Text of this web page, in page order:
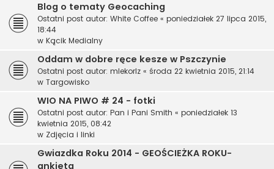
Blog o tematy Geocaching
Ostatni post autor: White Coffee « poniedziałek 27 lipca 2015,
18:44
w Kącik Medialny
Oddam w dobre ręce kesze w Pszczynie
Ostatni post autor: mlekorlz « środa 22 kwietnia 2015, 21:14
w Targowisko
WIO NA PIWO # 24 - fotki
Ostatni post autor: Pan i Pani Smith « poniedziałek 13
kwietnia 2015, 08:42
w Zdjęcia i linki
Gwiazdka Roku 2014 - GEOŚCIEŻKA ROKU-
ankieta